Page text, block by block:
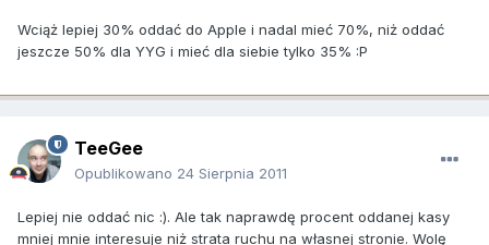
Wciąż lepiej 30% oddać do Apple i nadal mieć 70%, niż oddać
jeszcze 50% dla YYG i mieć dla siebie tylko 35% :P
TeeGee
Opublikowano 24 Sierpnia 2011
Lepiej nie oddać nic :). Ale tak naprawdę procent oddanej kasy
mniej mnie interesuje niż strata ruchu na własnej stronie. Wolę